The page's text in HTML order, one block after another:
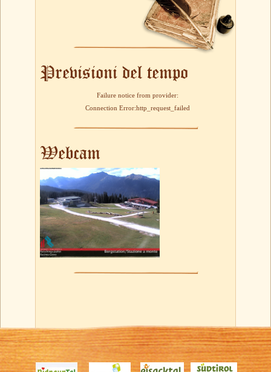
Previsioni del tempo
Failure notice from provider:
Connection Error:http_request_failed
Webcam